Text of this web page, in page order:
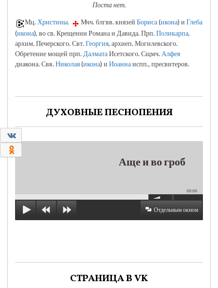
Поста нет.
Мц. Христины. Мчч. блгвв. князей Бориса(икона) и Глеба
(икона), во св. Крещении Романа и Давида. Прп.Поликарпа,
архим. Печерского. Свт.Георгия, архиеп. Могилевского.
Обретение мощей прп. ДалматаИсетского. Сщмч. Алфея
диакона. Свв.Николая(икона) и Иоаннаиспп., пресвитеров.
ДУХОВНЫЕ ПЕСНОПЕНИЯ
Аще и во гроб
00:00
Отдельным окном
СТРАНИЦА В VK